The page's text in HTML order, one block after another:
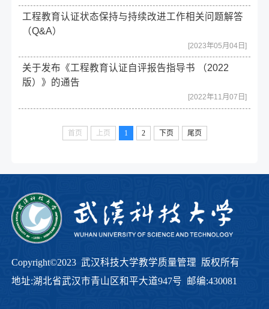
工程教育认证状态保持与持续改进工作相关问题解答
（Q&A）
[2023年05月04日]
关于发布《工程教育认证自评报告指导书 （2022
版）》的通告
[2022年11月07日]
首页 上页 1 2 下页 尾页
Copyright©2023 武汉科技大学教学质量管理 版权所有
地址:湖北省武汉市青山区和平大道947号 邮编:430081